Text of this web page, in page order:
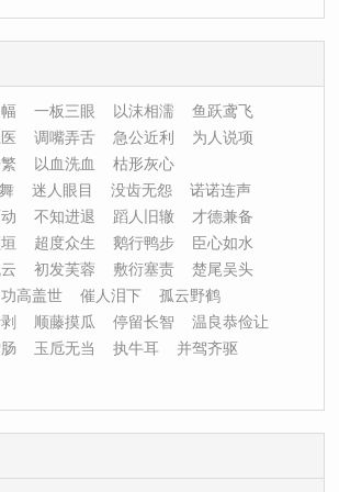
一板三眼 以沫相濡
鱼跃鸢飞
调嘴弄舌 急公近利
为人说项
以血洗血
枯形灰心
迷人眼目 没齿无怨
诺诺连声
不知进退 蹈人旧辙
才德兼备
超度众生 鹅行鸭步
臣心如水
初发芙蓉 敷衍塞责
楚尾吴头
功高盖世 催人泪下
孤云野鹤
顺藤摸瓜 停留长智
温良恭俭让
玉卮无当 执牛耳
并驾齐驱